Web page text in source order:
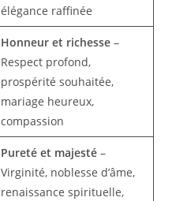
élégance raffinée
Honneur et richesse –
Respect profond,
prospérité souhaitée,
mariage heureux,
compassion
Pureté et majesté –
Virginité, noblesse d’âme,
renaissance spirituelle,